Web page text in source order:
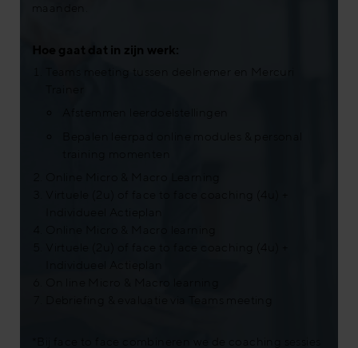
maanden.
Hoe gaat dat in zijn werk:
Teams meeting tussen deelnemer en Mercuri